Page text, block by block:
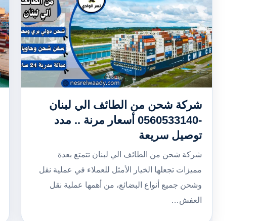
شركة شحن من الطائف الي لبنان
-0560533140 أسعار مرنة .. مدد
توصيل سريعة
شركة شحن من الطائف الي لبنان تتمتع بعدة
مميزات تجعلها الخيار الأمثل للعملاء في عملية نقل
وشحن جميع أنواع البضائع، من أهمها عملية نقل
العفش…